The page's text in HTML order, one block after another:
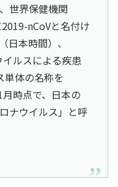
世界保健機関
2019-nCoVと名付け
日本時間）、
ルスによる疾患
単体の名称を
時点で、日本の
ナウイルス」と呼